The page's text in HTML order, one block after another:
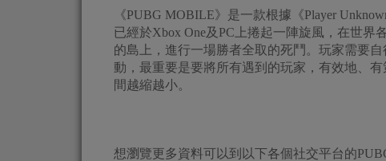
《PUBG MOBILE》是一款根據《Player
已經於Xbox One及PC上捲起一陣旋風，在世
的島上，進行一場勝者全取的死鬥。玩家需要
動，最重要是要將所有遇到的玩家，有效地、
間越縮越小。
想瀏覽更多資料可以到以下各個社交平台的